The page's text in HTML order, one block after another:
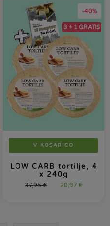
-40%
3 + 1 GRATIS
V KOŠARICO
LOW CARB tortilje, 4
x 240g
37,95€ 20,97 €